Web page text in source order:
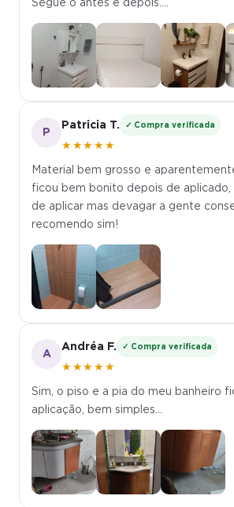
P
Patricia T. ✓ Compra verificada
★★★★★
Material bem grosso e
ficou bem bonito depois de aplicado,
de aplicar mas devagar a gente
recomendo sim!
A
Andréa F. ✓ Compra verificada
★★★★★
Sim, o piso e a pia do meu banheiro
aplicação, bem simples...